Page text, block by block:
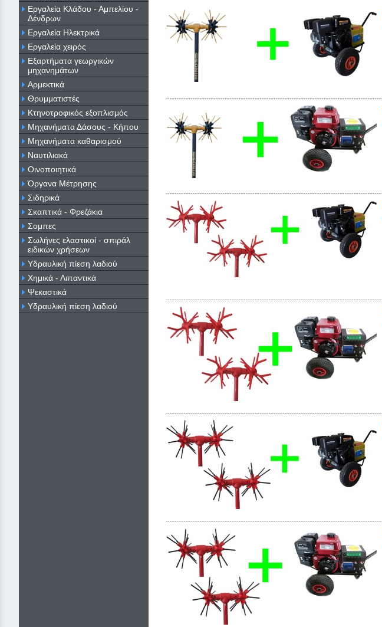
Εργαλεία Κλάδου - Αμπελίου -
Δένδρων
Εργαλεία Ηλεκτρικά
Εργαλεία χειρός
Εξαρτήματα γεωργικών
μηχανημάτων
Αρμεκτικά
Θρυμματιστές
Κτηνοτροφικός εξοπλισμός
Μηχανήματα Δάσους - Κήπου
Μηχανήματα καθαρισμού
Ναυτιλιακά
Οινοποιητικά
Όργανα Μέτρησης
Σιδηρικά
Σκαπτικά - Φρεζάκια
Σομπες
Σωλήνες ελαστικοί - σπιράλ
ειδικών χρήσεων
Υδραυλική πίεση λαδιού
Χημικά - Λιπαντικά
Ψεκαστικά
Υδραυλική πίεση λαδιού